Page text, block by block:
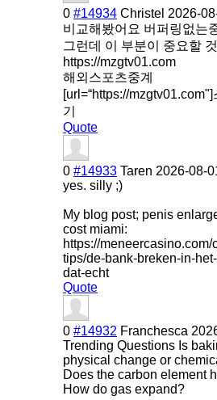
0 #14934 Christel 2026-
비교해봤어요 버퍼링없는
그런데 이 부분이 중요할
https://mzgtv01.com
해외스포츠중계
[url=“https://
기
Quote
0 #14933 Taren 2026-08-
yes. silly ;)
My blog post; penis
cost miami:
https://
tips/de-bank-breken-in-
dat-echt
Quote
0 #14932 Franchesca
Trending Questions Is
physical change or
Does the carbon element
How do gas expand?